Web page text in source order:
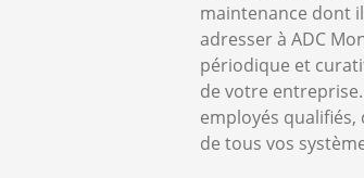
maintenance dont
adresser à ADC
périodique et
de votre
employés
de tous vos